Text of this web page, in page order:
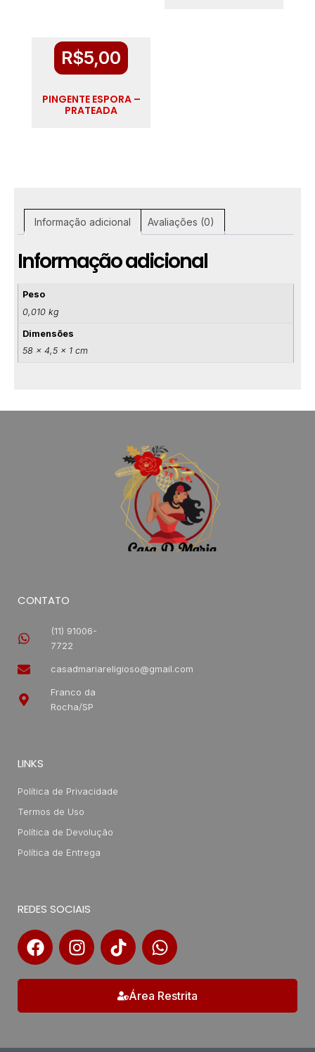
R$5,00
PINGENTE ESPORA –
PRATEADA
Informação adicional Avaliações (0)
Informação adicional
Peso
0,010 kg
Dimensões
58 × 4,5 × 1 cm
CONTATO
(11) 91006-
7722
casadmariareligioso@gmail.com
Franco da
Rocha/SP
LINKS
Política de Privacidade
Termos de Uso
Política de Devolução
Política de Entrega
REDES SOCIAIS
Área Restrita